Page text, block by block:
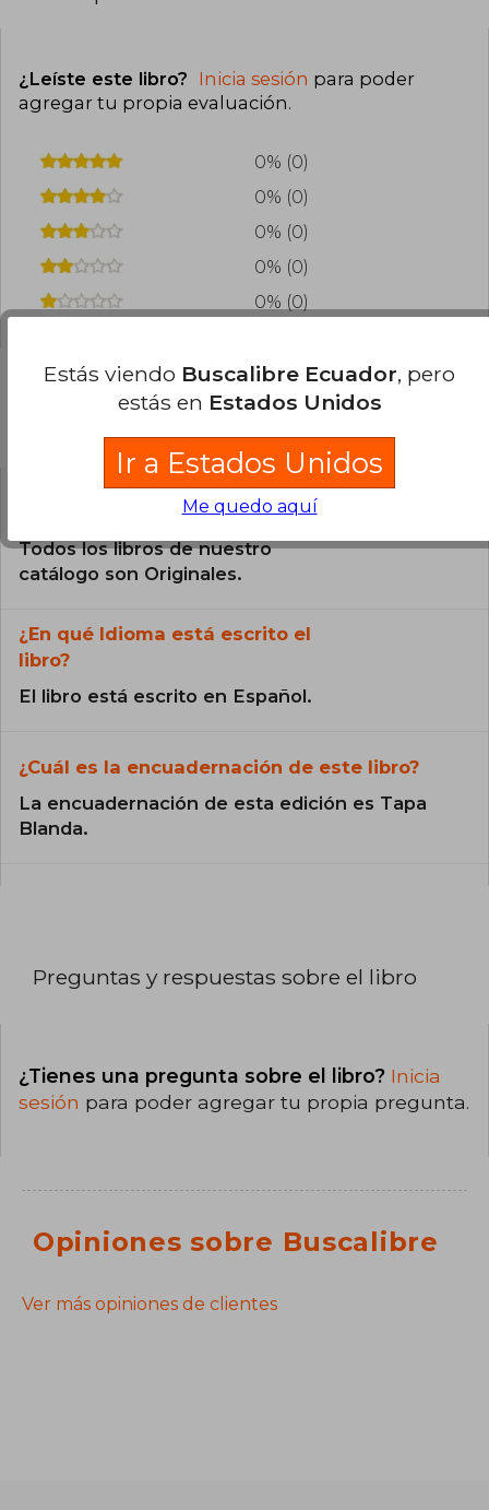
¿Leíste este libro? Inicia sesión para poder
agregar tu propia evaluación.
0% (0)
0% (0)
0% (0)
0% (0)
0% (0)
¿El libro es original?
Todos los libros de nuestro
catálogo son Originales.
¿En qué Idioma está escrito el
libro?
El libro está escrito en Español.
¿Cuál es la encuadernación de este libro?
La encuadernación de esta edición es Tapa
Blanda.
Preguntas y respuestas sobre el libro
¿Tienes una pregunta sobre el libro? Inicia
sesión para poder agregar tu propia pregunta.
Opiniones sobre Buscalibre
Ver más opiniones de clientes
Estás viendo Buscalibre Ecuador, pero
estás en Estados Unidos
Ir a Estados Unidos
Me quedo aquí